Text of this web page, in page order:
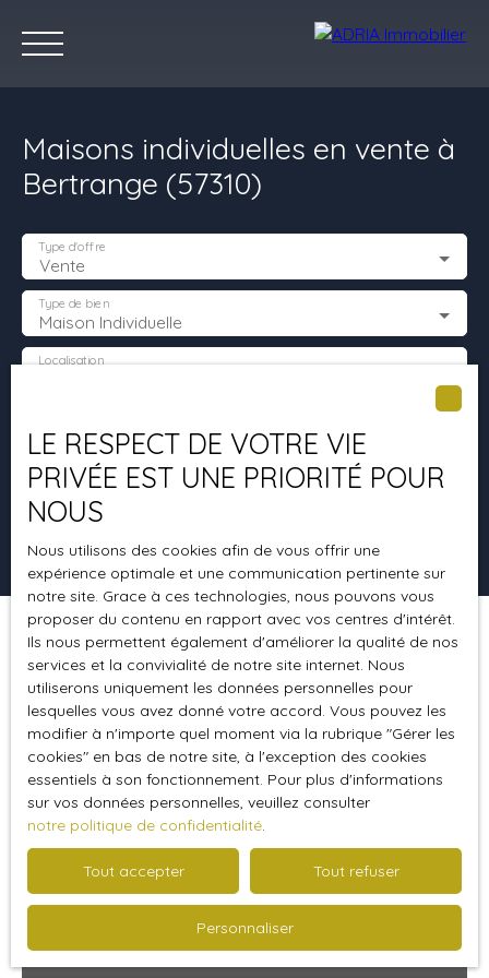
Accueil Acheter
Maisons individuelles en vente à
Bertrange (57310)
Vente
Type d'offre
Maison Individuelle
Type de bien
Localisation
Surface min (m²)
Rechercher
Pertinence
Trier par Créer une alerte
569 000€
LE RESPECT DE VOTRE VIE
PRIVÉE EST UNE PRIORITÉ POUR
NOUS
Nous utilisons des cookies afin de vous offrir une
expérience optimale et une communication pertinente sur
notre site. Grace à ces technologies, nous pouvons vous
proposer du contenu en rapport avec vos centres d'intérêt.
Ils nous permettent également d'améliorer la qualité de nos
services et la convivialité de notre site internet. Nous
utiliserons uniquement les données personnelles pour
lesquelles vous avez donné votre accord. Vous pouvez les
modifier à n'importe quel moment via la rubrique ″Gérer les
cookies″ en bas de notre site, à l'exception des cookies
essentiels à son fonctionnement. Pour plus d'informations
sur vos données personnelles, veuillez consulter
notre politique de confidentialité.
Tout accepter Tout refuser
Personnaliser